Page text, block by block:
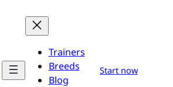
Trainers
Breeds
Blog
Start now